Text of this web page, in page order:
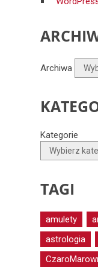
Archiwa
Kategorie
TAGI
amulety
astrologia